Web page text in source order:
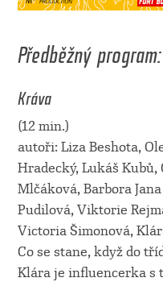
Předběžný program:
Kráva
(12 min.)
autoři: Liza Beshota,
Hradecký, Lukáš
Mlčáková, Barbora
Pudilová, Viktorie
Victoria Šimonová,
Co se stane, když do
Klára je influencerka s